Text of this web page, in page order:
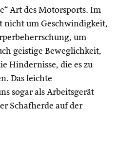
Art des Motorsports. Im
nicht um Geschwindigkeit,
um
geistige Beweglichkeit,
Hindernisse, die es zu
Das leichte
sogar als Arbeitsgerät
Schafherde auf der